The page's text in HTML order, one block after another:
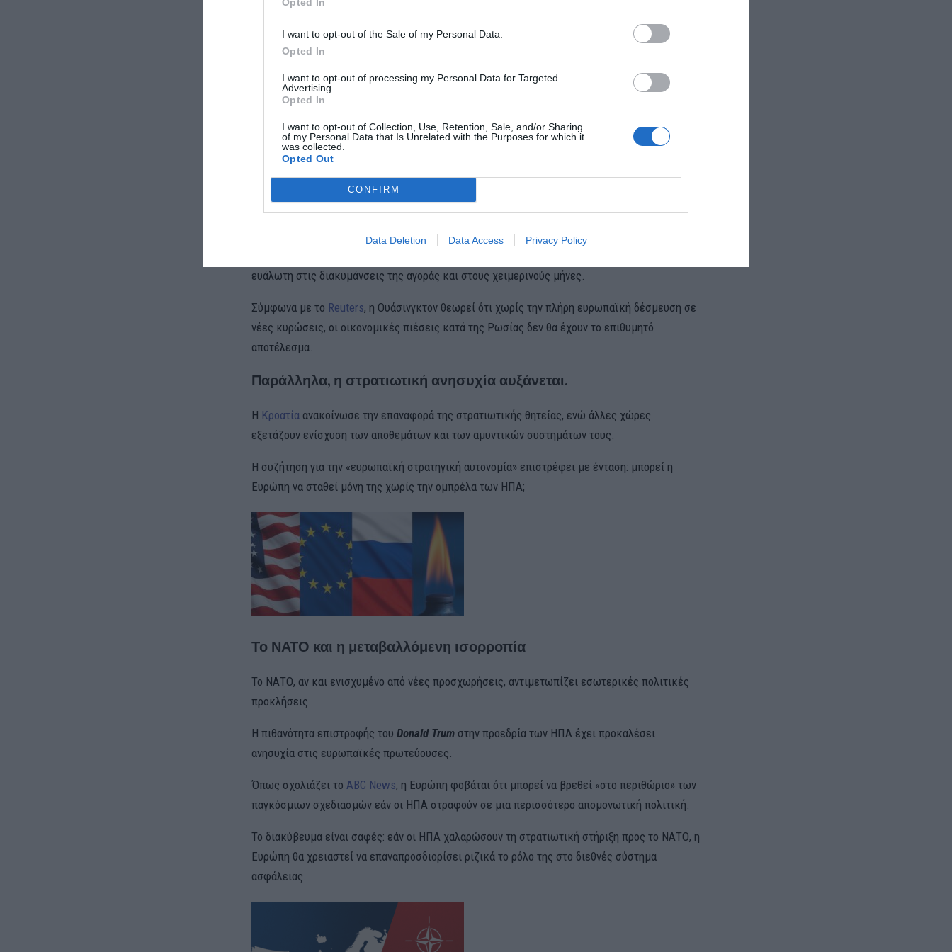
I want to opt-out of the Sale of my Personal Data.
Opted In
I want to opt-out of processing my Personal Data for Targeted
Advertising.
Opted In
I want to opt-out of Collection, Use, Retention, Sale, and/or Sharing
of my Personal Data that Is Unrelated with the Purposes for which it
was collected.
Opted Out
CONFIRM
Data Deletion Data Access Privacy Policy
Η Ευρώπη ανάμεσα στην εξάρτηση και την αυτάρκεια
Η ενεργειακή διάσταση του πολέμου εξακολουθεί να καθορίζει τις ευρωπαϊκές πολιτικές
ευάλωτη στις διακυμάνσεις της αγοράς και στους χειμερινούς μήνες.
Σύμφωνα με το Reuters, η Ουάσινγκτον θεωρεί ότι χωρίς την πλήρη ευρωπαϊκή δέσμευση σε
νέες κυρώσεις, οι οικονομικές πιέσεις κατά της Ρωσίας δεν θα έχουν το επιθυμητό
αποτέλεσμα.
Παράλληλα, η στρατιωτική ανησυχία αυξάνεται.
Η Κροατία ανακοίνωσε την επαναφορά της στρατιωτικής θητείας, ενώ άλλες χώρες
εξετάζουν ενίσχυση των αποθεμάτων και των αμυντικών συστημάτων τους.
Η συζήτηση για την «ευρωπαϊκή στρατηγική αυτονομία» επιστρέφει με ένταση: μπορεί η
Ευρώπη να σταθεί μόνη της χωρίς την ομπρέλα των ΗΠΑ;
Το ΝΑΤΟ και η μεταβαλλόμενη ισορροπία
Το ΝΑΤΟ, αν και ενισχυμένο από νέες προσχωρήσεις, αντιμετωπίζει εσωτερικές πολιτικές
προκλήσεις.
Η πιθανότητα επιστροφής του Donald Trum στην προεδρία των ΗΠΑ έχει προκαλέσει
ανησυχία στις ευρωπαϊκές πρωτεύουσες.
Όπως σχολιάζει το ABC News, η Ευρώπη φοβάται ότι μπορεί να βρεθεί «στο περιθώριο» των
παγκόσμιων σχεδιασμών εάν οι ΗΠΑ στραφούν σε μια περισσότερο απομονωτική πολιτική.
Το διακύβευμα είναι σαφές: εάν οι ΗΠΑ χαλαρώσουν τη στρατιωτική στήριξη προς το ΝΑΤΟ, η
Ευρώπη θα χρειαστεί να επαναπροσδιορίσει ριζικά το ρόλο της στο διεθνές σύστημα
ασφάλειας.